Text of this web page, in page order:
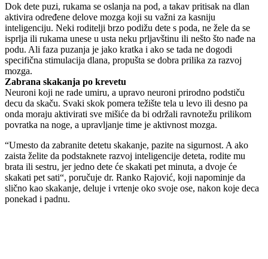
Dok dete puzi, rukama se oslanja na pod, a takav pritisak na dlan
aktivira određene delove mozga koji su važni za kasniju
inteligenciju. Neki roditelji brzo podižu dete s poda, ne žele da se
isprlja ili rukama unese u usta neku prljavštinu ili nešto što nađe na
podu. Ali faza puzanja je jako kratka i ako se tada ne dogodi
specifična stimulacija dlana, propušta se dobra prilika za razvoj
mozga.
Zabrana skakanja po krevetu
Neuroni koji ne rade umiru, a upravo neuroni prirodno podstiču
decu da skaču. Svaki skok pomera težište tela u levo ili desno pa
onda moraju aktivirati sve mišiće da bi održali ravnotežu prilikom
povratka na noge, a upravljanje time je aktivnost mozga.
“Umesto da zabranite detetu skakanje, pazite na sigurnost. A ako
zaista želite da podstaknete razvoj inteligencije deteta, rodite mu
brata ili sestru, jer jedno dete će skakati pet minuta, a dvoje će
skakati pet sati“, poručuje dr. Ranko Rajović, koji napominje da
slično kao skakanje, deluje i vrtenje oko svoje ose, nakon koje deca
ponekad i padnu.